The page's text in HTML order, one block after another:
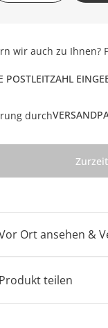
wir auch zu Ihnen?
POSTLEITZAHL
durch
Ort ansehen &
teilen